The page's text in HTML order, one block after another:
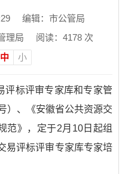
编辑：市公管局
理局
阅读： 4178次
中 小
评标评审专家库和专家管
）、《安徽省公共资源交
范》，定于2月10日起组
易评标评审专家库专家培